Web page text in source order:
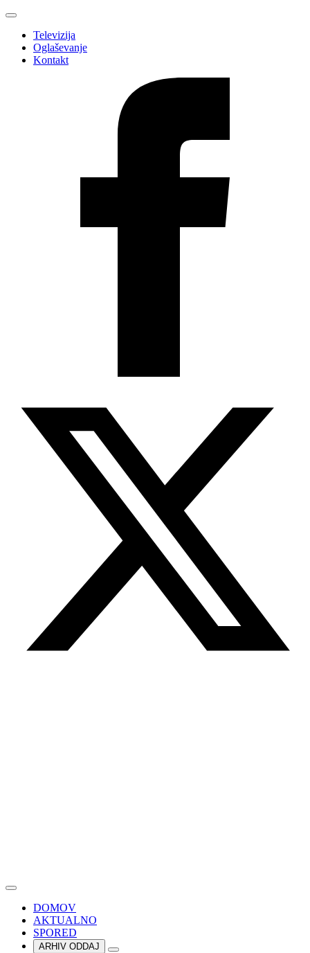
Televizija
Oglaševanje
Kontakt
DOMOV
AKTUALNO
SPORED
ARHIV ODDAJ